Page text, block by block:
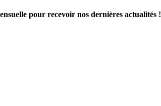
pour recevoir nos dernières actualités !